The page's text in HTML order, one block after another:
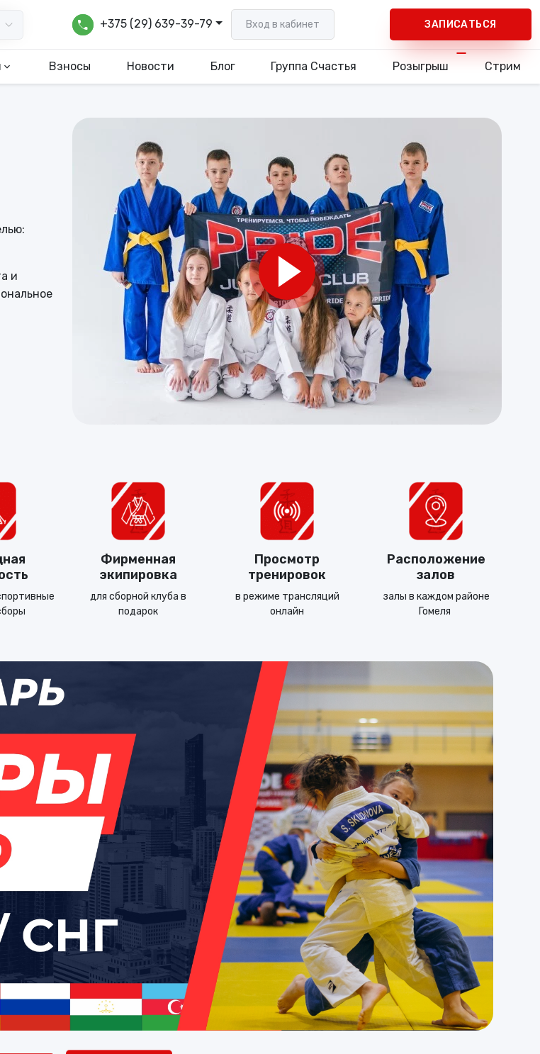
call +375 (29) 639-39-79 Вход в кабинет ЗАПИСАТЬСЯ
Взносы Новости Блог Группа Счастья Розыгрыш Стрим
и
Фирменная
экипировка
для сборной клуба в
подарок
Просмотр
тренировок
в режиме трансляций
онлайн
Расположение
залов
залы в каждом районе
Гомеля